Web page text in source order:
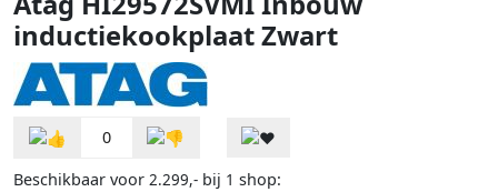
inductiekookplaat Zwart
0
Beschikbaar voor 2.299,- bij 1 shop: